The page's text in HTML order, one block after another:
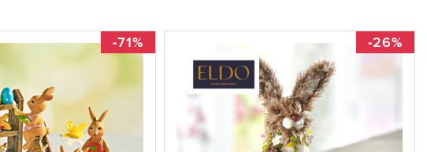
-71% -26%